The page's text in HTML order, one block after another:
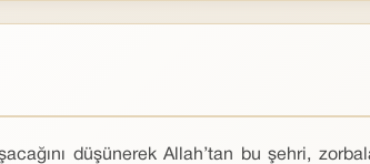
düşünerek Allah’tan bu şehri,